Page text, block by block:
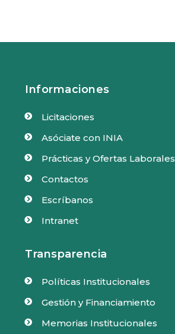
Informaciones
 Licitaciones
 Asóciate con INIA
 Prácticas y Ofertas Laborales
 Contactos
 Escríbanos
 Intranet
Transparencia
 Políticas Institucionales
 Gestión y Financiamiento
 Memorias Institucionales